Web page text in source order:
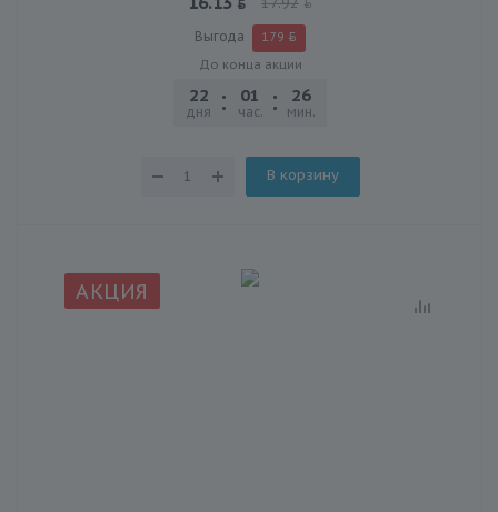
Выгода 1.79
До конца акции
22
дня
01
час.
26
мин.
В корзину
АКЦИЯ